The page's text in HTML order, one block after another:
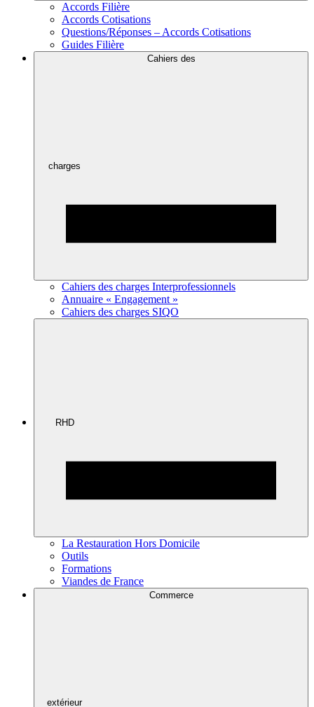
Accords Filière
Accords Cotisations
Questions/Réponses – Accords Cotisations
Guides Filière
Cahiers des
charges
Cahiers des charges Interprofessionnels
Annuaire « Engagement »
Cahiers des charges SIQO
RHD
La Restauration Hors Domicile
Outils
Formations
Viandes de France
Commerce
extérieur